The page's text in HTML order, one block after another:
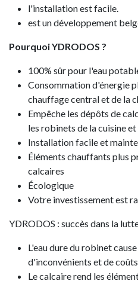
l'installation est facile.
est un développement
Pourquoi YDRODOS ?
100% sûr pour l'eau
Consommation d'énergie
chauffage central et de la
Empêche les dépôts de
les robinets de la cuisine
Installation facile et
Éléments chauffants plus
calcaires
Écologique
Votre investissement est
YDRODOS : succès dans la
L'eau dure du robinet
d'inconvénients et de
Le calcaire rend les